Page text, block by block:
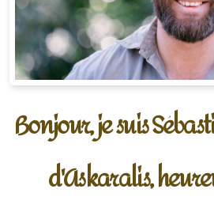
Bonjour, je suis
d'Askaralis,